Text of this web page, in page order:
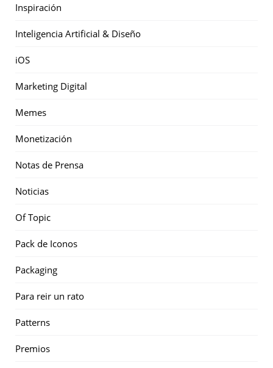
Inspiración
Inteligencia Artificial & Diseño
iOS
Marketing Digital
Memes
Monetización
Notas de Prensa
Noticias
Of Topic
Pack de Iconos
Packaging
Para reir un rato
Patterns
Premios